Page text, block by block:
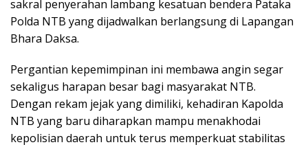
sakral penyerahan lambang kesatuan bendera Pataka
Polda NTB yang dijadwalkan berlangsung di Lapangan
Bhara Daksa.
Pergantian kepemimpinan ini membawa angin segar
sekaligus harapan besar bagi masyarakat NTB.
Dengan rekam jejak yang dimiliki, kehadiran Kapolda
NTB yang baru diharapkan mampu menakhodai
kepolisian daerah untuk terus memperkuat stabilitas